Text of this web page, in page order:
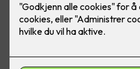
Elbil er kommet for å bli. Med